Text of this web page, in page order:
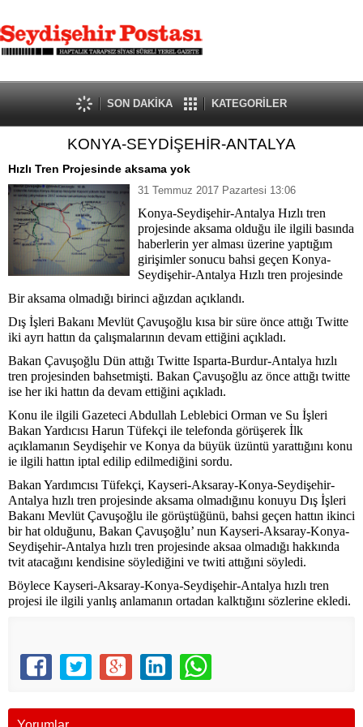
SON DAKİKA KATEGORİLER
KONYA-SEYDİŞEHİR-ANTALYA
Hızlı Tren Projesinde aksama yok
31 Temmuz 2017 Pazartesi 13:06
Konya-Seydişehir-Antalya Hızlı tren
projesinde aksama olduğu ile ilgili basında
haberlerin yer alması üzerine yaptığım
girişimler sonucu bahsi geçen Konya-
Seydişehir-Antalya Hızlı tren projesinde
Bir aksama olmadığı birinci ağızdan açıklandı.
Dış İşleri Bakanı Mevlüt Çavuşoğlu kısa bir süre önce attığı Twitte
iki ayrı hattın da çalışmalarının devam ettiğini açıkladı.
Bakan Çavuşoğlu Dün attığı Twitte Isparta-Burdur-Antalya hızlı
tren projesinden bahsetmişti. Bakan Çavuşoğlu az önce attığı twitte
ise her iki hattın da devam ettiğini açıkladı.
Konu ile ilgili Gazeteci Abdullah Leblebici Orman ve Su İşleri
Bakan Yardıcısı Harun Tüfekçi ile telefonda görüşerek İlk
açıklamanın Seydişehir ve Konya da büyük üzüntü yarattığını konu
ie ilgili hattın iptal edilip edilmediğini sordu.
Bakan Yardımcısı Tüfekçi, Kayseri-Aksaray-Konya-Seydişehir-
Antalya hızlı tren projesinde aksama olmadığınu konuyu Dış İşleri
Bakanı Mevlüt Çavuşoğlu ile görüştüğünü, bahsi geçen hattın ikinci
bir hat olduğunu, Bakan Çavuşoğlu’ nun Kayseri-Aksaray-Konya-
Seydişehir-Antalya hızlı tren projesinde aksaa olmadığı hakkında
tvit atacağını kendisine söylediğini ve twiti attığıni söyledi.
Böylece Kayseri-Aksaray-Konya-Seydişehir-Antalya hızlı tren
projesi ile ilgili yanlış anlamanın ortadan kalktığını sözlerine ekledi.